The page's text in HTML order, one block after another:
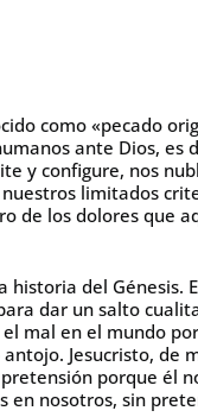
como «pecado
ante Dios, es
y configure, nos
limitados
de los dolores que
historia del Génesis.
dar un salto
mal en el mundo
Jesucristo, de
porque él
en nosotros, sin